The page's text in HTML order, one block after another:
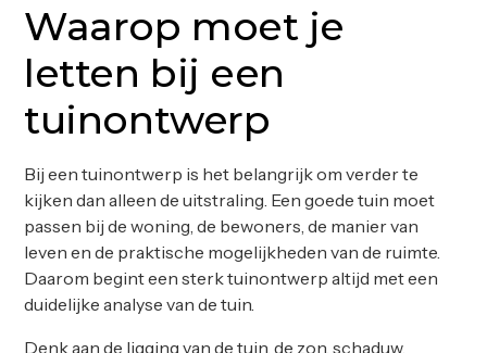
tijdens de aanleg
Waarop moet je
letten bij een
tuinontwerp
Bij een tuinontwerp is het belangrijk om verder te
kijken dan alleen de uitstraling. Een goede tuin moet
passen bij de woning, de bewoners, de manier van
leven en de praktische mogelijkheden van de ruimte.
Daarom begint een sterk tuinontwerp altijd met een
duidelijke analyse van de tuin.
Denk aan de ligging van de tuin, de zon, schaduw,